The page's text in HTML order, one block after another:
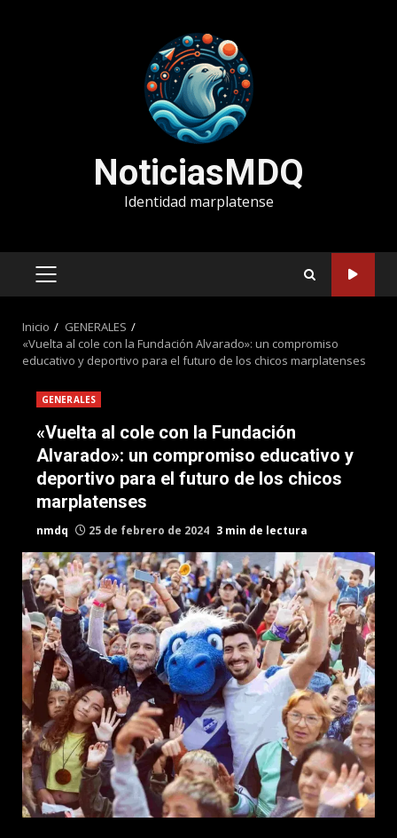
NoticiasMDQ
Identidad marplatense
MENÚ
Inicio
GENERALES
«Vuelta al cole con la Fundación Alvarado»: un compromiso
educativo y deportivo para el futuro de los chicos marplatenses
GENERALES
«Vuelta al cole con la Fundación
Alvarado»: un compromiso educativo y
deportivo para el futuro de los chicos
marplatenses
nmdq 25 de febrero de 2024 3 min de lectura